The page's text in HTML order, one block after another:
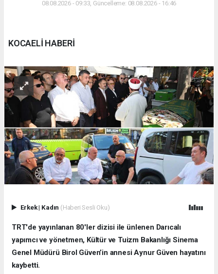
08.08.2026 - 09:33, Güncelleme: 08.08.2026 - 16:46
KOCAELİ HABERİ
Erkek| Kadın (Haberi Sesli Oku)
TRT'de yayınlanan 80'ler dizisi ile ünlenen Darıcalı
yapımcı ve yönetmen, Kültür ve Tuizm Bakanlığı Sinema
Genel Müdürü Birol Güven’in annesi Aynur Güven hayatını
kaybetti.